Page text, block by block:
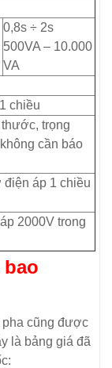
0,8s ÷ 2s
500VA – 10.000
VA
chiều
trọng
cần báo
áp 1 chiều
2000V trong
bao
pha cũng được
là bảng giá đã